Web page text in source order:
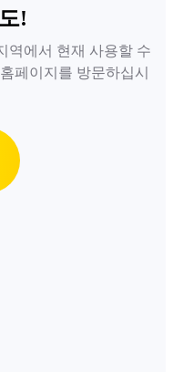
!
역에서 현재 사용할 수
페이지를 방문하십시